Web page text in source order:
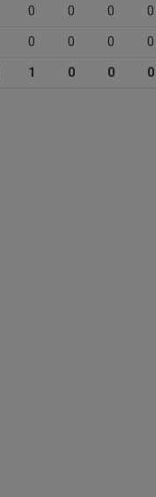
0 0 0 0
0 0 0 0
1 0 0 0